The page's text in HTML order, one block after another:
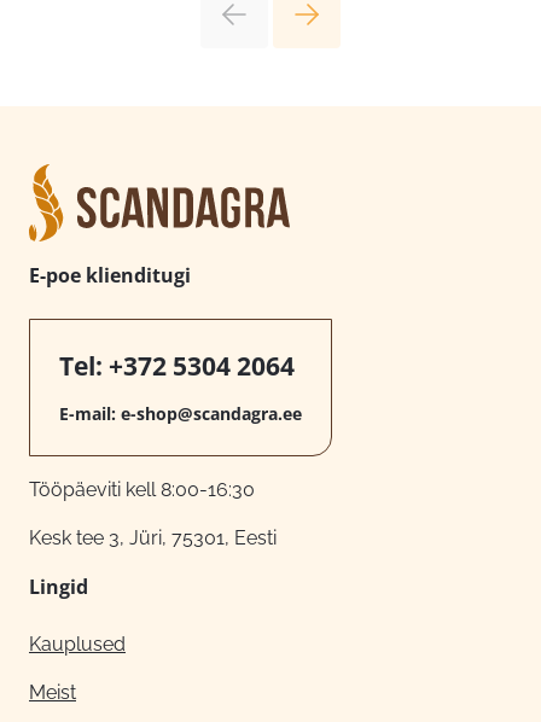
E-poe klienditugi
Tel: +372 5304 2064
E-mail: e-shop@scandagra.ee
Tööpäeviti kell 8:00-16:30
Kesk tee 3, Jüri, 75301, Eesti
Lingid
Kauplused
Meist